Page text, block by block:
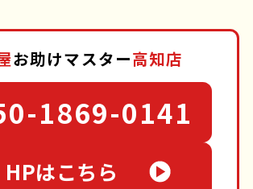
お助けマスター高知店
1869-0141
HPはこちら